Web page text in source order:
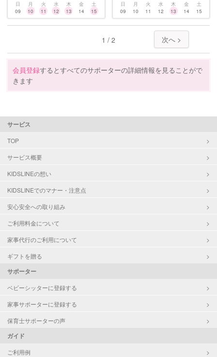
日
09
月
10
火
11
水
12
木
13
金
14
土
15
日
09
月
10
火
11
水
12
木
13
金
14
土
15
1 / 2 次へ >
会員登録するとすべてのサポーターの詳細情報を見ることがで
きます
サービス
TOP
サービス概要
KIDSLINEの想い
KIDSLINEでのマナー・注意点
安心安全への取り組み
ご利用料金について
家事代行のご利用について
ギフトを贈る
サポーター
ベビーシッターに登録する
家事サポーターに登録する
保育士サポーターの声
ガイド
ご利用例